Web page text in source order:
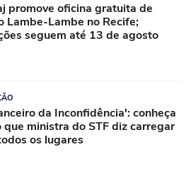
promove oficina gratuita de
Lambe-Lambe no Recife;
seguem até 13 de agosto
da Inconfidência': conheça
que ministra do STF diz carregar
os lugares